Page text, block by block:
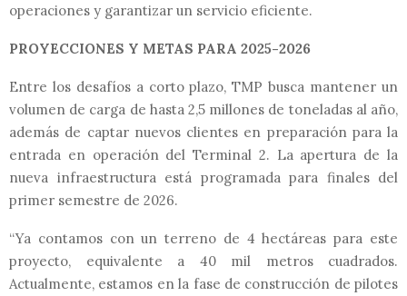
operaciones y garantizar un servicio eficiente.
PROYECCIONES Y METAS PARA 2025-2026
Entre los desafíos a corto plazo, TMP busca mantener un
volumen de carga de hasta 2,5 millones de toneladas al año,
además de captar nuevos clientes en preparación para la
entrada en operación del Terminal 2. La apertura de la
nueva infraestructura está programada para finales del
primer semestre de 2026.
“Ya contamos con un terreno de 4 hectáreas para este
proyecto, equivalente a 40 mil metros cuadrados.
Actualmente, estamos en la fase de construcción de pilotes